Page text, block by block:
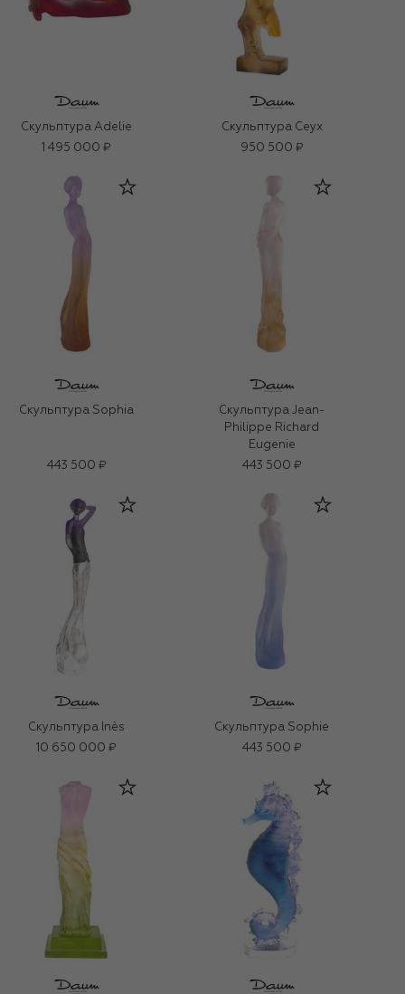
Скульптура Adelie
1 495 000 ₽
Скульптура Ceyx
950 500 ₽
Скульптура Sophia
443 500 ₽
Скульптура Jean-
Philippe Richard
Eugenie
443 500 ₽
Скульптура Inès
10 650 000 ₽
Скульптура Sophie
443 500 ₽